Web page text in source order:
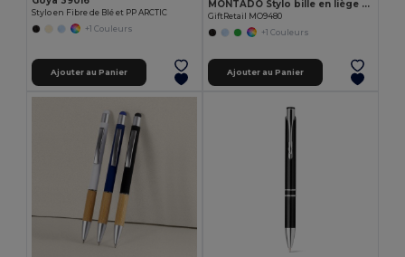
Stylo en Fibre de Blé et PP ARCTIC
+1 Couleurs
Ajouter au Panier
MONTADO Stylo bille en liège / blé-pail
GiftRetail MO9480
+1 Couleurs
Ajouter au Panier